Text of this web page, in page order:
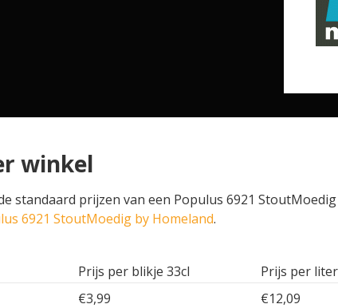
winkel
standaard prijzen van een Populus 6921
6921 StoutMoedig by Homeland.
Prijs per blikje 33cl Prijs per liter
€3,99 €12,09